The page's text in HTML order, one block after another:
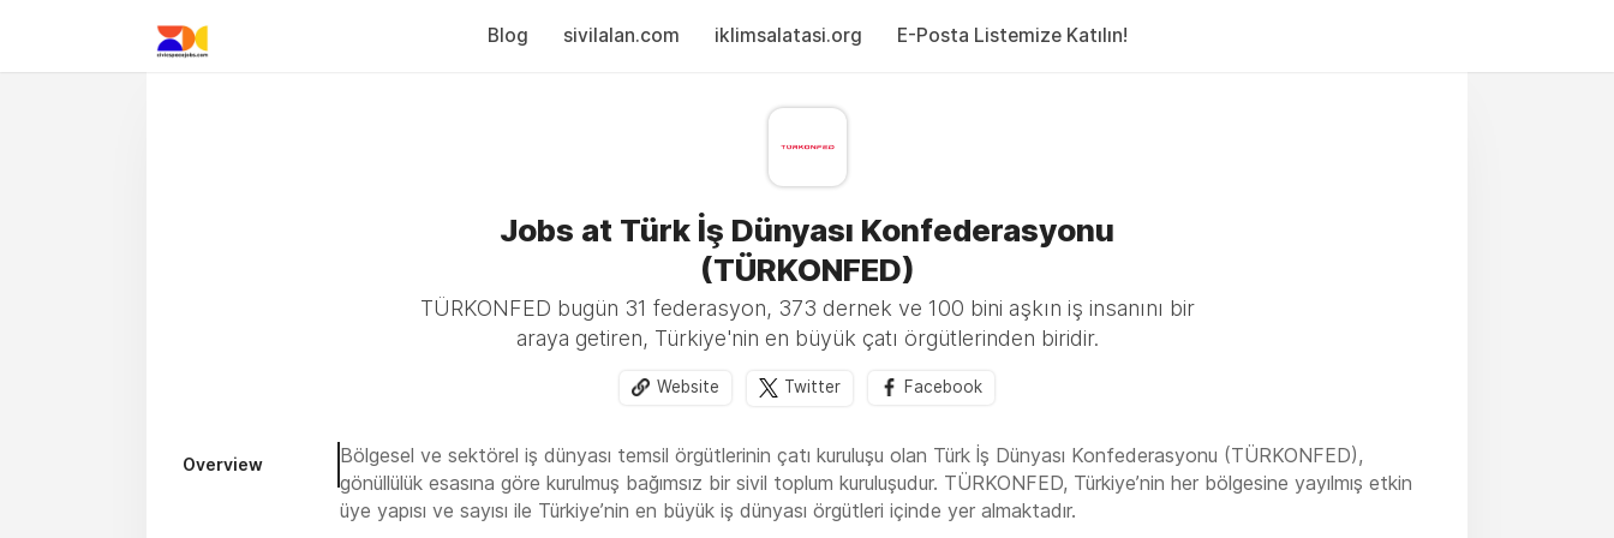
Blog sivilalan.com iklimsalatasi.org E-Posta Listemize Katılın!
Jobs at Türk İş Dünyası Konfederasyonu
(TÜRKONFED)
TÜRKONFED bugün 31 federasyon, 373 dernek ve 100 bini aşkın iş insanını bir
araya getiren, Türkiye'nin en büyük çatı örgütlerinden biridir.
Website Twitter Facebook
Overview
Bölgesel ve sektörel iş dünyası temsil örgütlerinin çatı kuruluşu olan Türk İş Dünyası Konfederasyonu (TÜRKONFED),
gönüllülük esasına göre kurulmuş bağımsız bir sivil toplum kuruluşudur. TÜRKONFED, Türkiye’nin her bölgesine yayılmış etkin
üye yapısı ve sayısı ile Türkiye’nin en büyük iş dünyası örgütleri içinde yer almaktadır.